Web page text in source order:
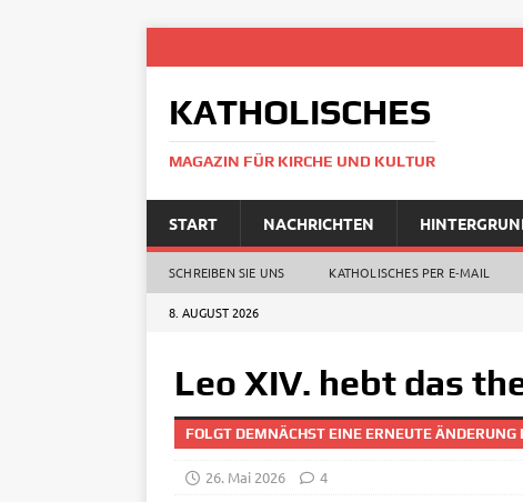
KATHOLISCHES
MAGAZIN FÜR KIRCHE UND KULTUR
START NACHRICHTEN
SCHREIBEN SIE UNS KATHOLISCHES PER E‑MAIL
8. AUGUST 2026
Leo XIV. hebt das
FOLGT DEMNÄCHST EINE ERNEUTE
26. Mai 2026 4